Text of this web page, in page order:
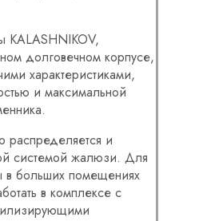
KALASHNIKOV,
долговечном корпусе,
характеристиками,
и максимальной
распределяется и
системой жалюзи. Для
в больших помещениях
в комплексе с